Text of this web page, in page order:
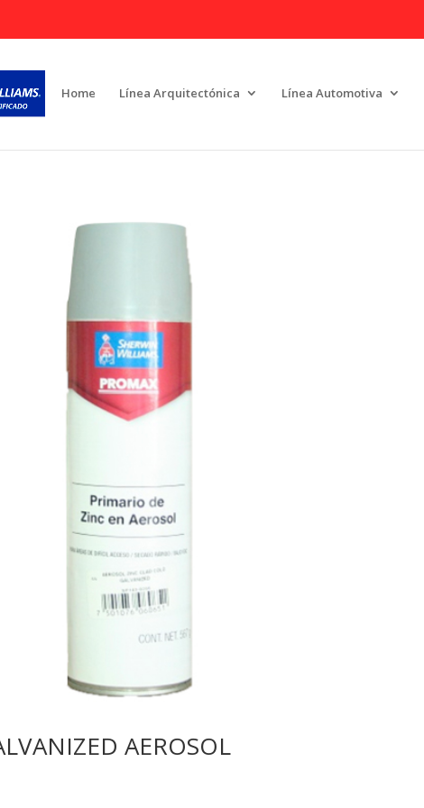
Home Línea Arquitectónica Línea Automotiva
AEROSOL